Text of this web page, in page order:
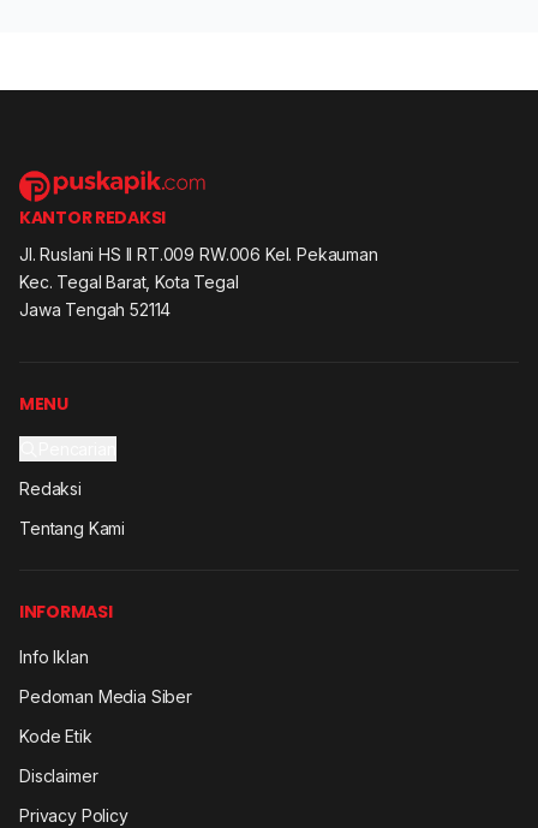
KANTOR REDAKSI
Jl. Ruslani HS II RT.009 RW.006 Kel. Pekauman
Kec. Tegal Barat, Kota Tegal
Jawa Tengah 52114
MENU
Redaksi
Tentang Kami
INFORMASI
Info Iklan
Pedoman Media Siber
Kode Etik
Disclaimer
Privacy Policy